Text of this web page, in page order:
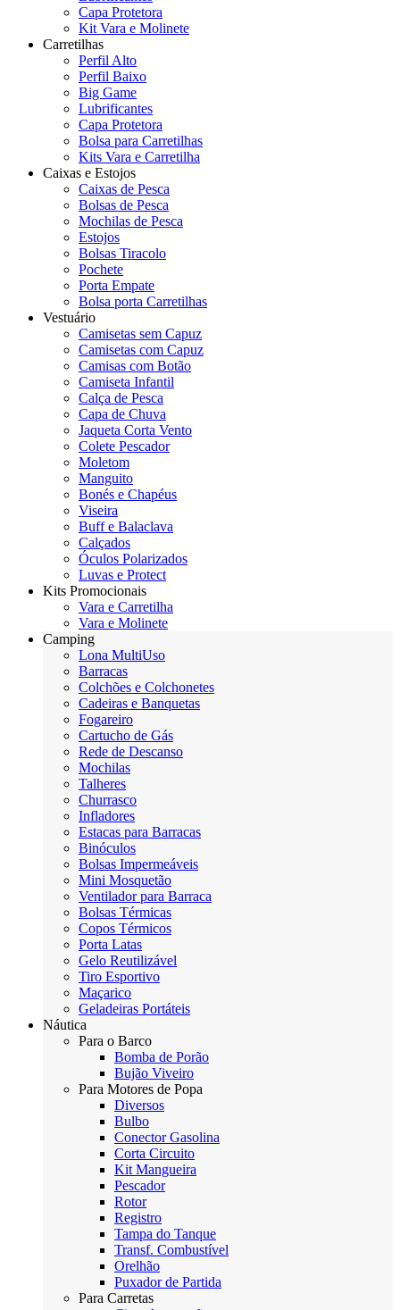
Capa Protetora
Kit Vara e Molinete
Carretilhas
Perfil Alto
Perfil Baixo
Big Game
Lubrificantes
Capa Protetora
Bolsa para Carretilhas
Kits Vara e Carretilha
Caixas e Estojos
Caixas de Pesca
Bolsas de Pesca
Mochilas de Pesca
Estojos
Bolsas Tiracolo
Pochete
Porta Empate
Bolsa porta Carretilhas
Vestuário
Camisetas sem Capuz
Camisetas com Capuz
Camisas com Botão
Camiseta Infantil
Calça de Pesca
Capa de Chuva
Jaqueta Corta Vento
Colete Pescador
Moletom
Manguito
Bonés e Chapéus
Viseira
Buff e Balaclava
Calçados
Óculos Polarizados
Luvas e Protect
Kits Promocionais
Vara e Carretilha
Vara e Molinete
Camping
Lona MultiUso
Barracas
Colchões e Colchonetes
Cadeiras e Banquetas
Fogareiro
Cartucho de Gás
Rede de Descanso
Mochilas
Talheres
Churrasco
Infladores
Estacas para Barracas
Binóculos
Bolsas Impermeáveis
Mini Mosquetão
Ventilador para Barraca
Bolsas Térmicas
Copos Térmicos
Porta Latas
Gelo Reutilizável
Tiro Esportivo
Maçarico
Geladeiras Portáteis
Náutica
Para o Barco
Bomba de Porão
Bujão Viveiro
Para Motores de Popa
Diversos
Bulbo
Conector Gasolina
Corta Circuito
Kit Mangueira
Pescador
Rotor
Registro
Tampa do Tanque
Transf. Combustível
Orelhão
Puxador de Partida
Para Carretas